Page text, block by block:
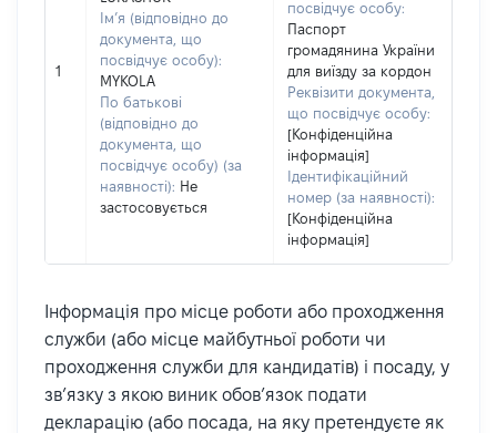
1
Ім’я (відповідно до
документа, що
посвідчує особу):
MYKOLA
По батькові
(відповідно до
документа, що
посвідчує особу) (за
наявності): Не
застосовується
посвідчує особу:
Паспорт
громадянина України
для виїзду за кордон
Реквізити документа,
що посвідчує особу:
[Конфіденційна
інформація]
Ідентифікаційний
номер (за наявності):
[Конфіденційна
інформація]
Інформація про місце роботи або проходження
служби (або місце майбутньої роботи чи
проходження служби для кандидатів) і посаду, у
зв’язку з якою виник обов’язок подати
декларацію (або посада, на яку претендуєте як